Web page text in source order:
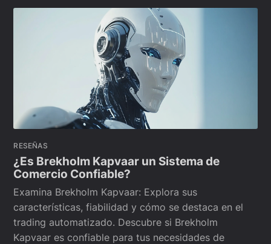
RESEÑAS
¿Es Brekholm Kapvaar un Sistema de
Comercio Confiable?
Examina Brekholm Kapvaar: Explora sus
características, fiabilidad y cómo se destaca en el
trading automatizado. Descubre si Brekholm
Kapvaar es confiable para tus necesidades de